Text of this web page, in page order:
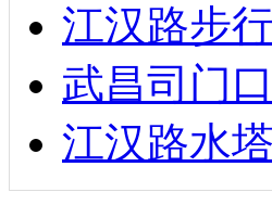
江汉路步
武昌司门
江汉路水